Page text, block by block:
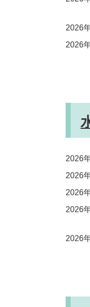
2026
2026
2026
2026
2026
2026
2026